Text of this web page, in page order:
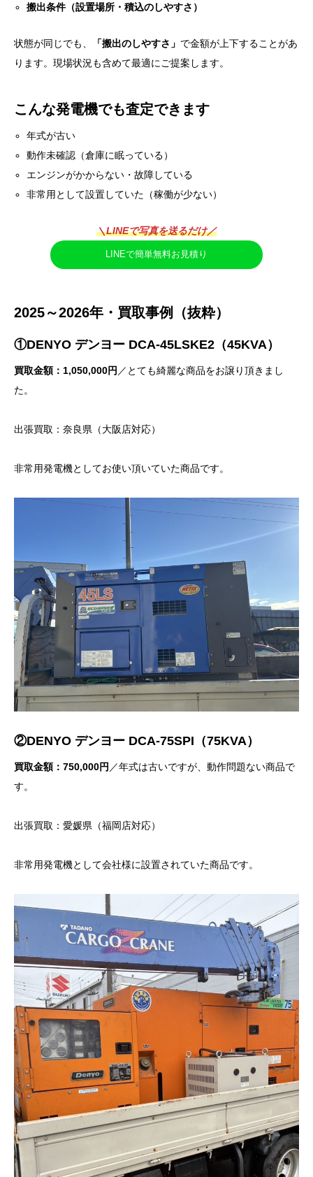
搬出条件（設置場所・積込のしやすさ）
状態が同じでも、 「搬出のしやすさ」 で金額が上下することがあ
ります。現場状況も含めて最適にご提案します。
こんな発電機でも査定できます
年式が古い
動作未確認（倉庫に眠っている）
エンジンがかからない・故障している
非常用として設置していた（稼働が少ない）
＼LINEで写真を送るだけ／
LINEで簡単無料お見積り
2025～2026年・買取事例（抜粋）
①DENYO デンヨー DCA-45LSKE2（45KVA）
買取金額：1,050,000円 ／とても綺麗な商品をお譲り頂きまし
た。
出張買取：奈良県（大阪店対応）
非常用発電機としてお使い頂いていた商品です。
②DENYO デンヨー DCA-75SPI（75KVA）
買取金額：750,000円 ／年式は古いですが、動作問題ない商品で
す。
出張買取：愛媛県（福岡店対応）
非常用発電機として会社様に設置されていた商品です。